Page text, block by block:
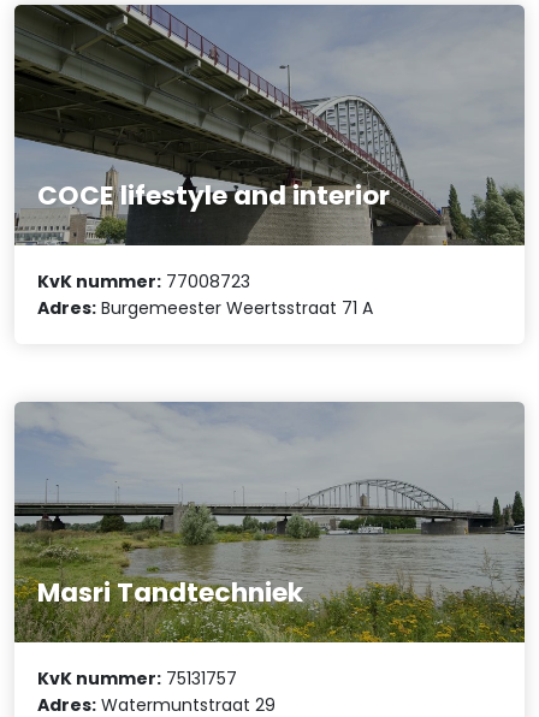
COCE lifestyle and interior
KvK nummer: 77008723
Adres: Burgemeester Weertsstraat 71 A
Masri Tandtechniek
KvK nummer: 75131757
Adres: Watermuntstraat 29